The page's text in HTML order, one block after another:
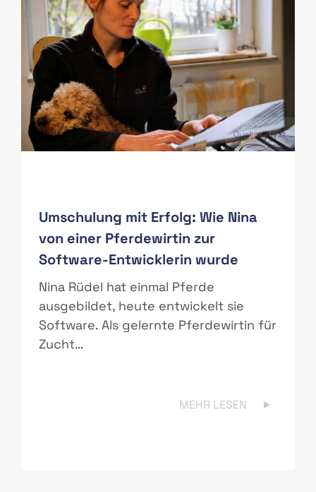
Quelle: Privat
Umschulung mit Erfolg: Wie Nina
von einer Pferdewirtin zur
Software-Entwicklerin wurde
Nina Rüdel hat einmal Pferde
ausgebildet, heute entwickelt sie
Software. Als gelernte Pferdewirtin für
Zucht…
MEHR LESEN